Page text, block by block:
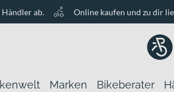
ab. Online kaufen und zu dir
Marken Bikeberater